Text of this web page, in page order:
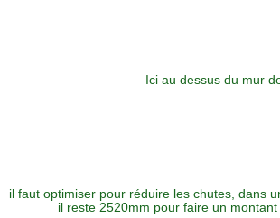
Ici au dessus du mur
il faut optimiser pour réduire les chutes, dans
il reste 2520mm pour faire un